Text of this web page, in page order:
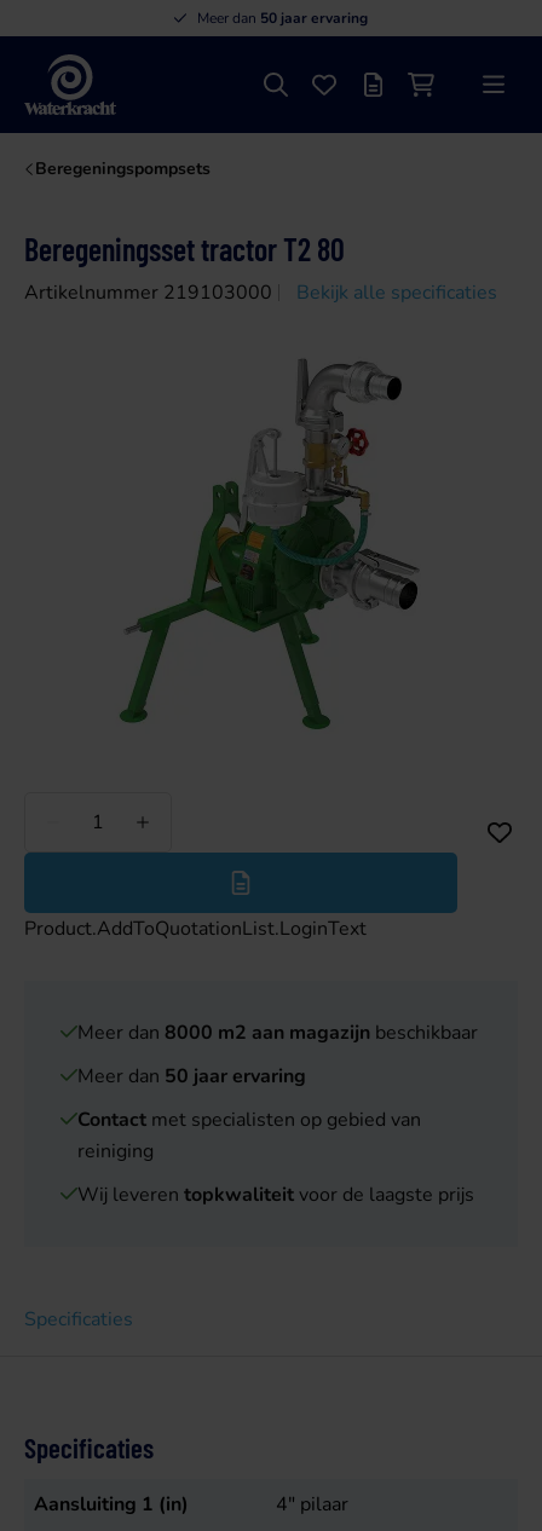
Meer dan 50 jaar ervaring
Waterkracht
ZoekenFavorieten
OffertelijstWinkelwagen
Menu
Beregeningspompsets
Beregeningsset tractor T2 80
Artikelnummer 219103000 Bekijk alle specificaties
Minder
Product.AddToQuotationList.LoginText
Meer dan 8000 m2 aan magazijn beschikbaar
Meer dan 50 jaar ervaring
Contact met specialisten op gebied van
reiniging
Wij leveren topkwaliteit voor de laagste prijs
Specificaties
Specificaties
Aansluiting 1 (in)
4" pilaar